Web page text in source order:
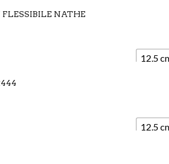
NATHE
12,5
12,5